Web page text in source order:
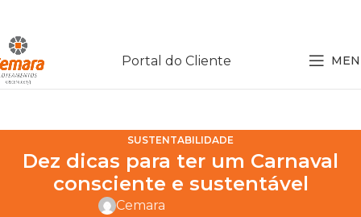
Portal do Cliente
SUSTENTABILIDADE
Dez dicas para ter um Carnaval
consciente e sustentável
Cemara